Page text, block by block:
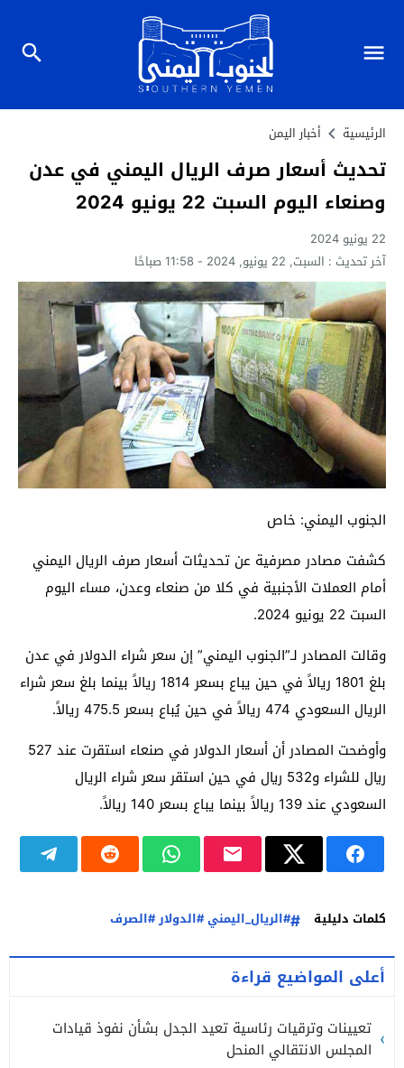
الرئيسية أخبار اليمن
تحديث أسعار صرف الريال اليمني في عدن
وصنعاء اليوم السبت 22 يونيو 2024
22 يونيو 2024
آخر تحديث : السبت, 22 يونيو, 2024 - 11:58 صباحًا
الجنوب اليمني: خاص
كشفت مصادر مصرفية عن تحديثات أسعار صرف الريال اليمني
أمام العملات الأجنبية في كلا من صنعاء وعدن، مساء اليوم
السبت 22 يونيو 2024.
وقالت المصادر لـ”الجنوب اليمني” إن سعر شراء الدولار في عدن
بلغ 1801 ريالاً في حين يباع بسعر 1814 ريالاً بينما بلغ سعر شراء
الريال السعودي 474 ريالاً في حين يُباع بسعر 475.5 ريالاً.
وأوضحت المصادر أن أسعار الدولار في صنعاء استقرت عند 527
ريال للشراء و532 ريال في حين استقر سعر شراء الريال
السعودي عند 139 ريالاً بينما يباع بسعر 140 ريالاً.
كلمات دليلية #الريال_اليمني #الدولار #الصرف
أعلى المواضيع قراءة
تعيينات وترقيات رئاسية تعيد الجدل بشأن نفوذ قيادات
المجلس الانتقالي المنحل